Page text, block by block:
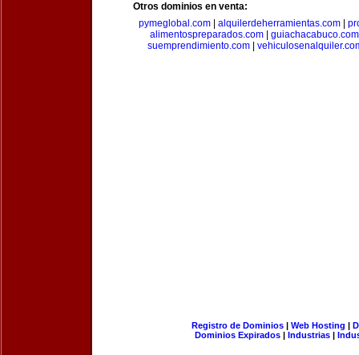
Otros dominios en venta:
pymeglobal.com| alquilerdeherramientas.com|
alimentospreparados.com| guiachacabuco.com
suemprendimiento.com|
Registro de Dominios| Web Hosting |
Dominios Expirados | Industrias |